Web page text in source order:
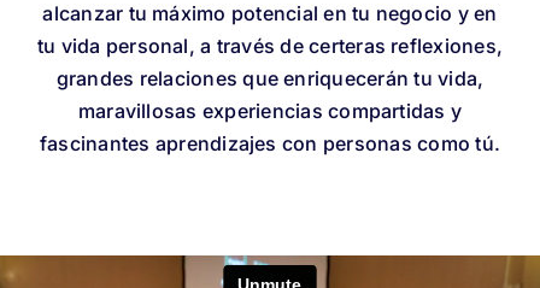
alcanzar tu máximo potencial en tu negocio y en
tu vida personal, a través de certeras reflexiones,
grandes relaciones que enriquecerán tu vida,
maravillosas experiencias compartidas y
fascinantes aprendizajes con personas como tú.